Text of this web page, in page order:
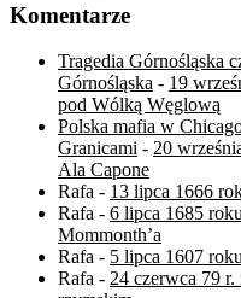
Komentarze
Tragedia Górnośląska
Górnośląska - 19
pod Wólką Węglową
Polska mafia w
Granicami - 20
Ala Capone
Rafa - 13 lipca 1666
Rafa - 6 lipca 1685
Mommonth’a
Rafa - 5 lipca 1607
Rafa - 24 czerwca 79 r.